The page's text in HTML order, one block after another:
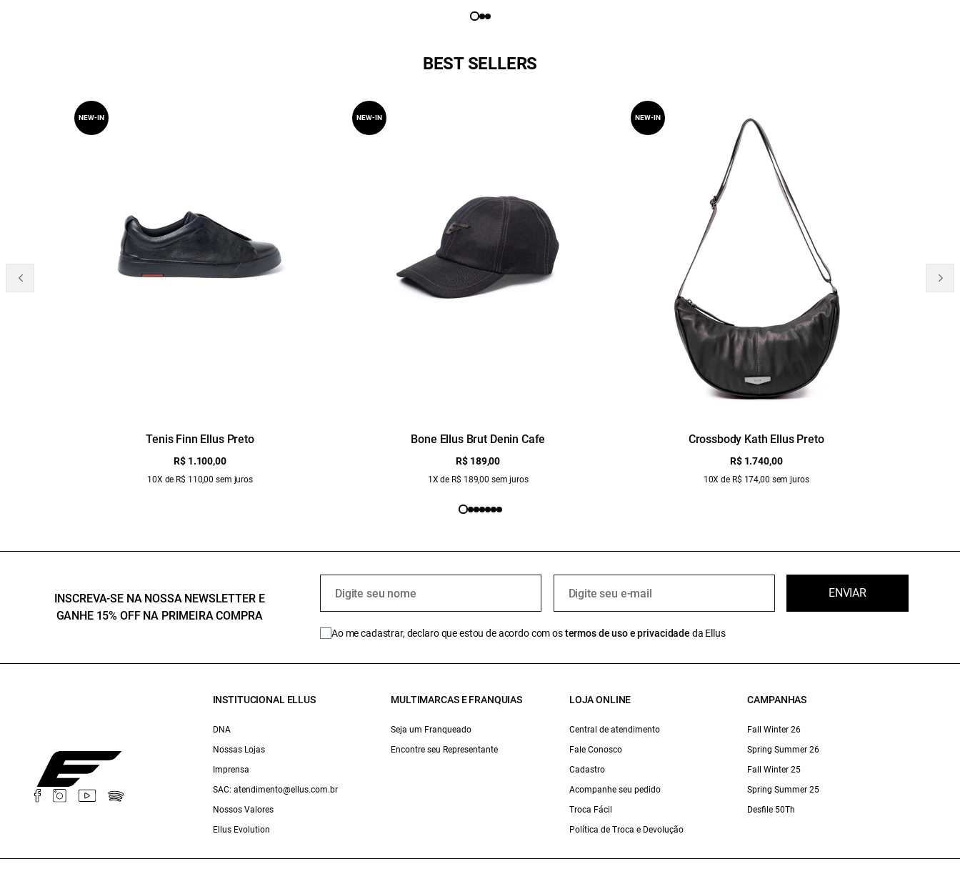
BEST SELLERS
Tenis Finn Ellus Preto
R$ 1.100,00
10X de R$ 110,00 sem juros
NEW-IN
Bone Ellus Brut Denin Cafe
R$ 189,00
1X de R$ 189,00 sem juros
NEW-IN
Crossbody Kath Ellus Preto
R$ 1.740,00
10X de R$ 174,00 sem juros
NEW-IN
INSCREVA-SE NA NOSSA NEWSLETTER E
GANHE 15% OFF NA PRIMEIRA COMPRA
ENVIAR
Ao me cadastrar, declaro que estou de acordo com ostermos de uso e privacidade da Ellus
INSTITUCIONAL ELLUS
DNA
Nossas Lojas
Imprensa
SAC: atendimento@ellus.com.br
Nossos Valores
Ellus Evolution
MULTIMARCAS E FRANQUIAS
Seja um Franqueado
Encontre seu Representante
LOJA ONLINE
Central de atendimento
Fale Conosco
Cadastro
Acompanhe seu pedido
Troca Fácil
Política de Troca e Devolução
CAMPANHAS
Fall Winter 26
Spring Summer 26
Fall Winter 25
Spring Summer 25
Desfile 50Th